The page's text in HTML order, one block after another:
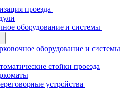
проезда
оборудование и системы
оборудование и системы
стойки проезда
устройства